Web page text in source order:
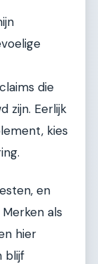
die
zijn. Eerlijk
kies
en
als
hier
blijf